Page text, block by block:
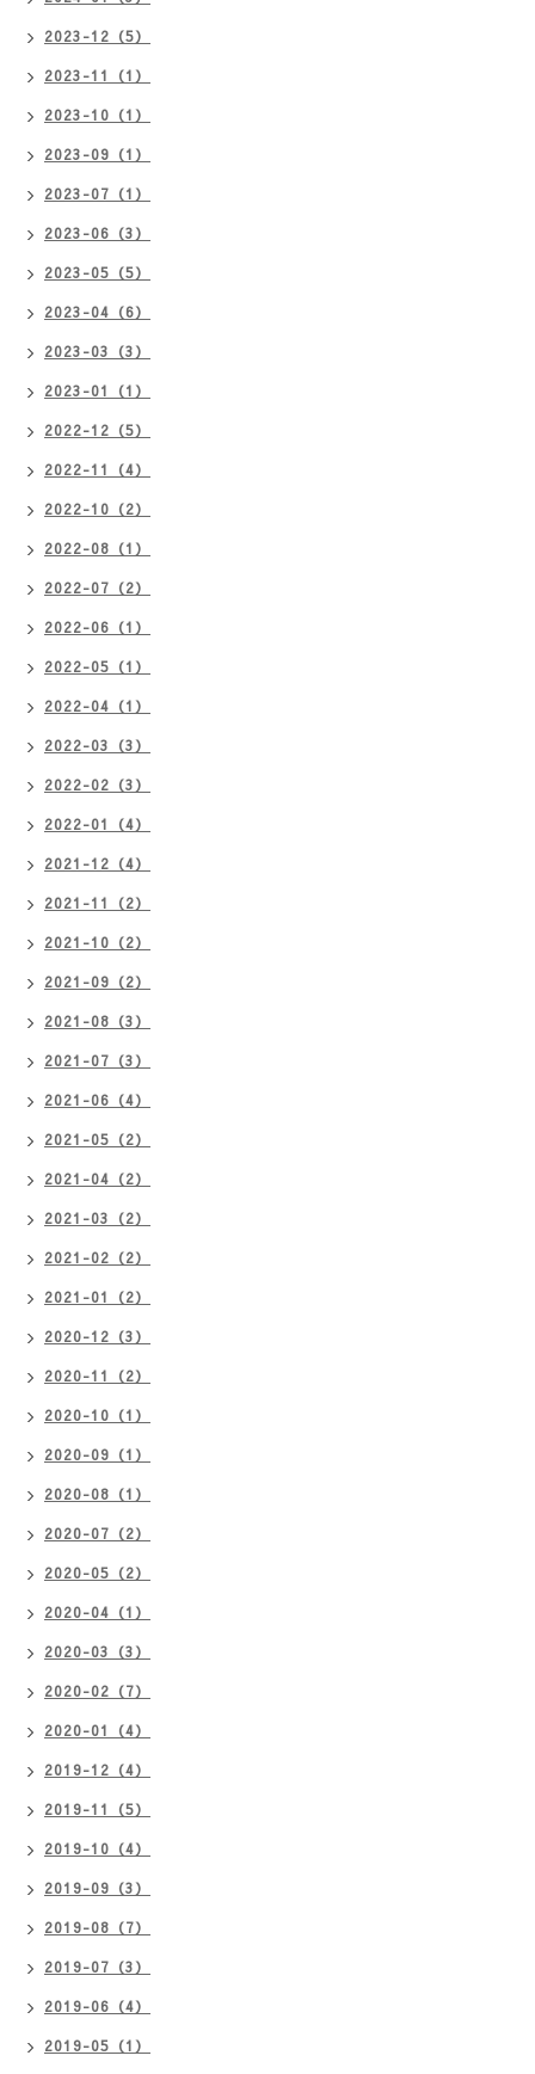
2023-12（5）
2023-11（1）
2023-10（1）
2023-09（1）
2023-07（1）
2023-06（3）
2023-05（5）
2023-04（6）
2023-03（3）
2023-01（1）
2022-12（5）
2022-11（4）
2022-10（2）
2022-08（1）
2022-07（2）
2022-06（1）
2022-05（1）
2022-04（1）
2022-03（3）
2022-02（3）
2022-01（4）
2021-12（4）
2021-11（2）
2021-10（2）
2021-09（2）
2021-08（3）
2021-07（3）
2021-06（4）
2021-05（2）
2021-04（2）
2021-03（2）
2021-02（2）
2021-01（2）
2020-12（3）
2020-11（2）
2020-10（1）
2020-09（1）
2020-08（1）
2020-07（2）
2020-05（2）
2020-04（1）
2020-03（3）
2020-02（7）
2020-01（4）
2019-12（4）
2019-11（5）
2019-10（4）
2019-09（3）
2019-08（7）
2019-07（3）
2019-06（4）
2019-05（1）